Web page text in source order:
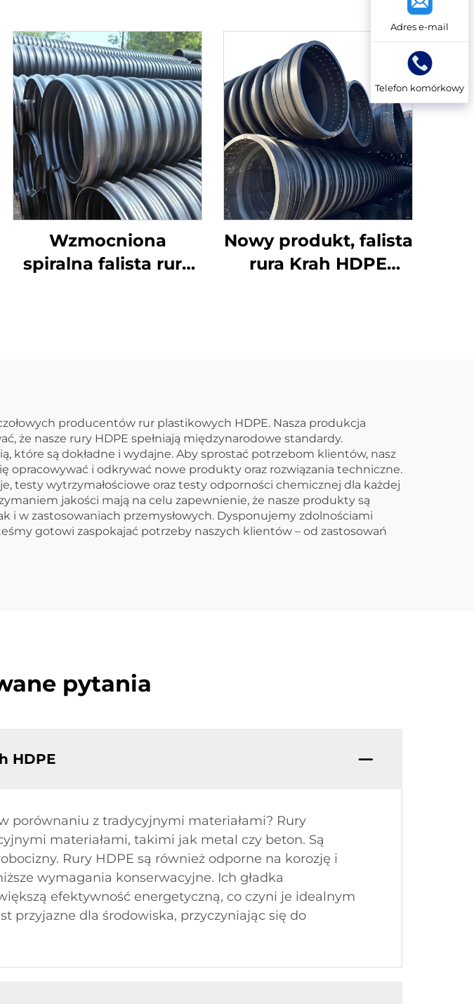
Wzmocniona
spiralna falista rura
Nowy produkt, falista
rura Krah HDPE
producentów rur plastikowych HDPE. Nasza produkcja
że nasze rury HDPE spełniają międzynarodowe standardy.
są dokładne i wydajne. Aby sprostać potrzebom klientów, nasz
opracowywać i odkrywać nowe produkty oraz rozwiązania techniczne.
testy wytrzymałościowe oraz testy odporności chemicznej dla każdej
jakości mają na celu zapewnienie, że nasze produkty są
i w zastosowaniach przemysłowych. Dysponujemy zdolnościami
gotowi zaspokajać potrzeby naszych klientów – od zastosowań
pytania
HDPE
porównaniu z tradycyjnymi materiałami? Rury
materiałami, takimi jak metal czy beton. Są
Rury HDPE są również odporne na korozję i
wymagania konserwacyjne. Ich gładka
efektywność energetyczną, co czyni je idealnym
przyjazne dla środowiska, przyczyniając się do
Adres e-mail
Telefon komórkowy